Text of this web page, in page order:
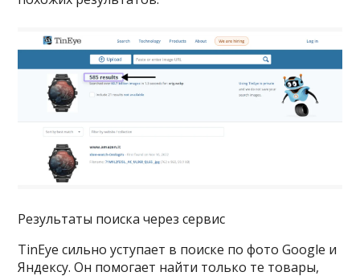
Результаты поиска через сервис
TinEye сильно уступает в поиске по фото Google и
Яндексу. Он помогает найти только те товары,